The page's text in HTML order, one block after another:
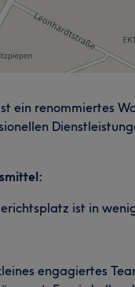
ein renommiertes
ist in
engagiertes